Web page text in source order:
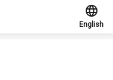
English